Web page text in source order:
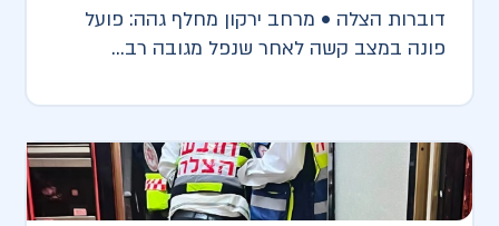
דוברות הצלה • מרחב ירקון מחלף גהה: פועל
פונה במצב קשה לאחר שנפל מגובה רב...